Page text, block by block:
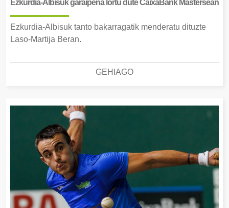
Ezkurdia-Albisuk garaipena lortu dute CaixaBank Mastersean
Ezkurdia-Albisuk tanto bakarragatik menderatu dituzte
Laso-Martija Beran.
GEHIAGO